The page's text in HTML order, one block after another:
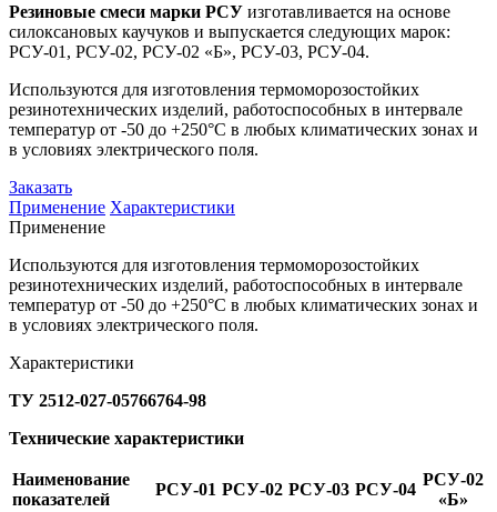
Резиновые смеси марки РСУ изготавливается на основе
силоксановых каучуков и выпускается следующих марок:
РСУ-01, РСУ-02, РСУ-02 «Б», РСУ-03, РСУ-04.
Используются для изготовления термоморозостойких
резинотехнических изделий, работоспособных в интервале
температур от -50 до +250°С в любых климатических зонах и
в условиях электрического поля.
Заказать
Применение Характеристики
Применение
Используются для изготовления термоморозостойких
резинотехнических изделий, работоспособных в интервале
температур от -50 до +250°С в любых климатических зонах и
в условиях электрического поля.
Характеристики
ТУ 2512-027-05766764-98
Технические характеристики
Наименование
показателей
РСУ-01 РСУ-02 РСУ-03 РСУ-04
РСУ-02
«Б»